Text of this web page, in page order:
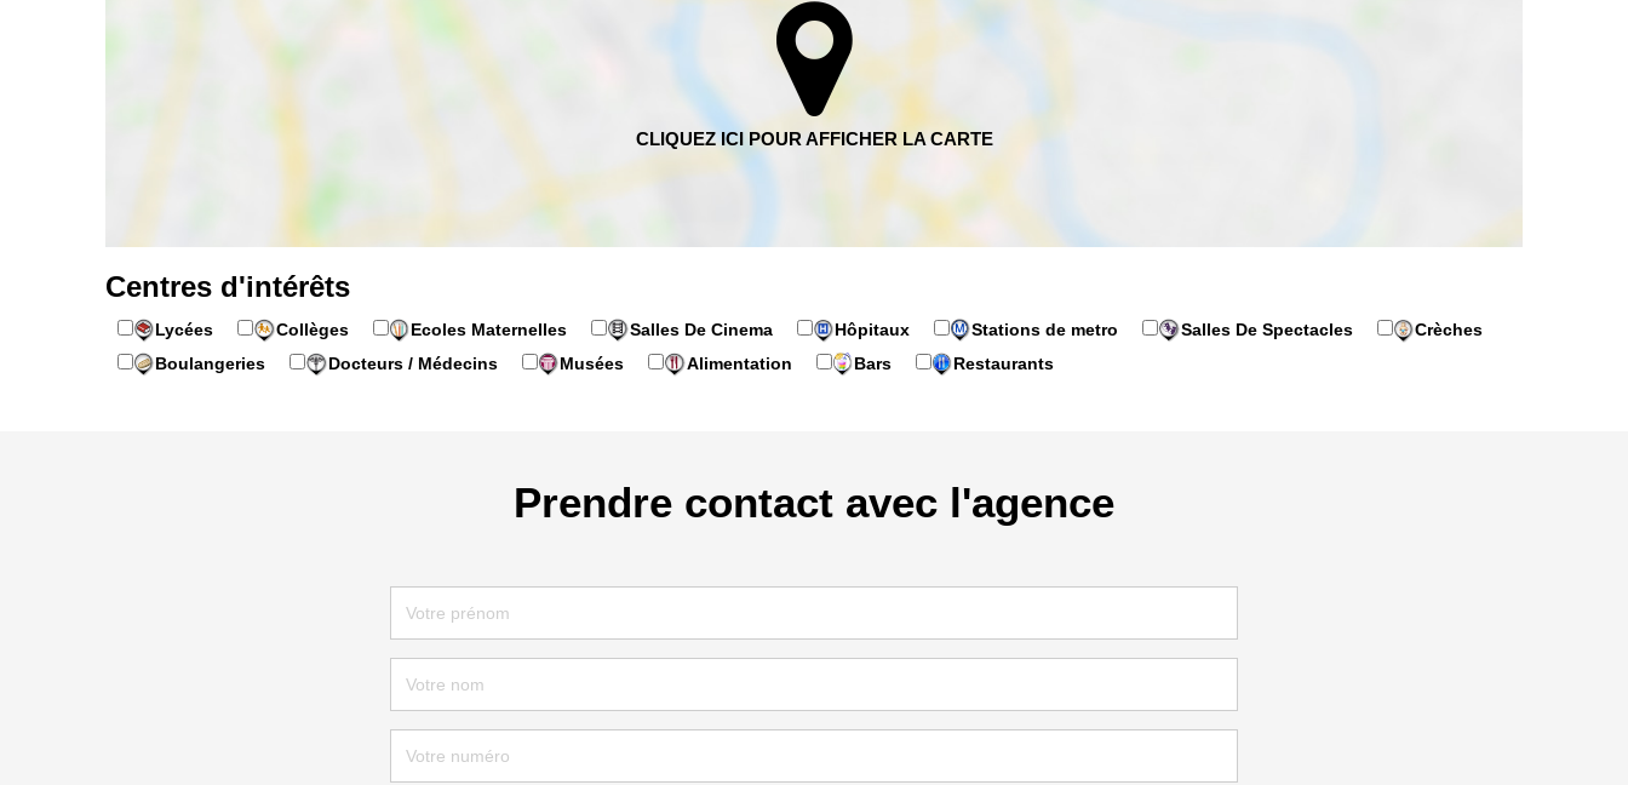
Centres d'intérêts
Lycées Collèges Ecoles Maternelles Salles De Cinema Hôpitaux Stations de metro Salles De Spectacles
Crèches
Boulangeries
Docteurs / Médecins Musées Alimentation Bars Restaurants
Prendre contact avec l'agence